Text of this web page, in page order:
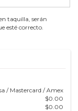
taquilla, serán
esté correcto.
/ Mastercard / Amex
$0.00
$0.00